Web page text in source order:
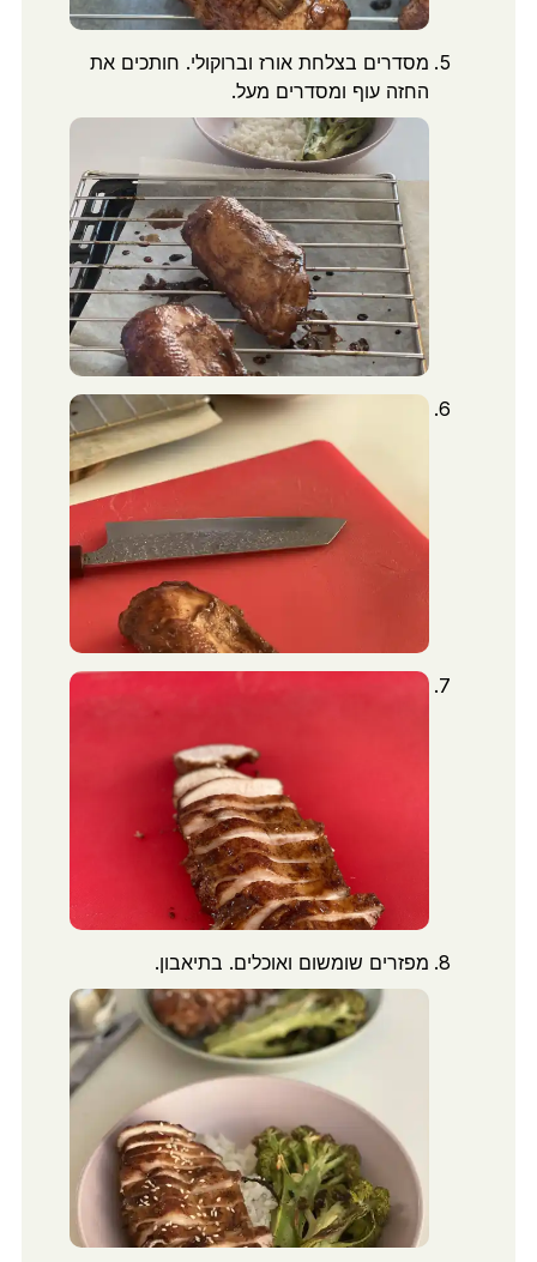
מסדרים בצלחת אורז וברוקולי. חותכים את
החזה עוף ומסדרים מעל.
מפזרים שומשום ואוכלים. בתיאבון.